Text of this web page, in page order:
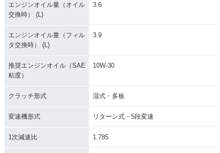
エンジンオイル量（オイル
交換時） (L)
3.6
エンジンオイル量（フィル
タ交換時） (L)
3.9
推奨エンジンオイル（SAE
粘度）
10W-30
クラッチ形式 湿式・多板
変速機形式 リターン式・5段変速
1次減速比 1.785